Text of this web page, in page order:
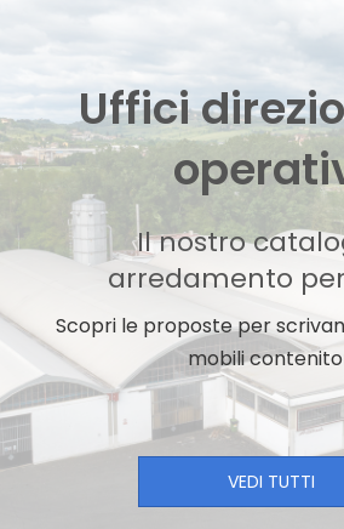
Uffici
Il nostro
arredamento
Scopri le proposte per
mobili
VEDI TUTTI